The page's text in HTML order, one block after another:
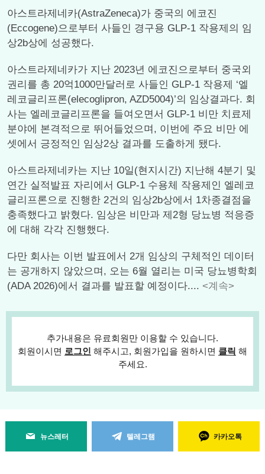
아스트라제네카(AstraZeneca)가 중국의 에코진
(Eccogene)으로부터 사들인 경구용 GLP-1 작용제의 임
상2b상에 성공했다.
아스트라제네카가 지난 2023년 에코진으로부터 중국외
권리를 총 20억1000만달러로 사들인 GLP-1 작용제 ‘엘
레코글리프론(elecoglipron, AZD5004)’의 임상결과다. 회
사는 엘레코글리프론을 들여오면서 GLP-1 비만 치료제
분야에 본격적으로 뛰어들었으며, 이번에 주요 비만 에
셋에서 긍정적인 임상2상 결과를 도출하게 됐다.
아스트라제네카는 지난 10일(현지시간) 지난해 4분기 및
연간 실적발표 자리에서 GLP-1 수용체 작용제인 엘레코
글리프론으로 진행한 2건의 임상2b상에서 1차종결점을
충족했다고 밝혔다. 임상은 비만과 제2형 당뇨병 적응증
에 대해 각각 진행했다.
다만 회사는 이번 발표에서 2개 임상의 구체적인 데이터
는 공개하지 않았으며, 오는 6월 열리는 미국 당뇨병학회
(ADA 2026)에서 결과를 발표할 예정이다.... <계속>
추가내용은 유료회원만 이용할 수 있습니다.
회원이시면 로그인 해주시고, 회원가입을 원하시면 클릭 해
주세요.
뉴스레터 텔레그램 카카오톡